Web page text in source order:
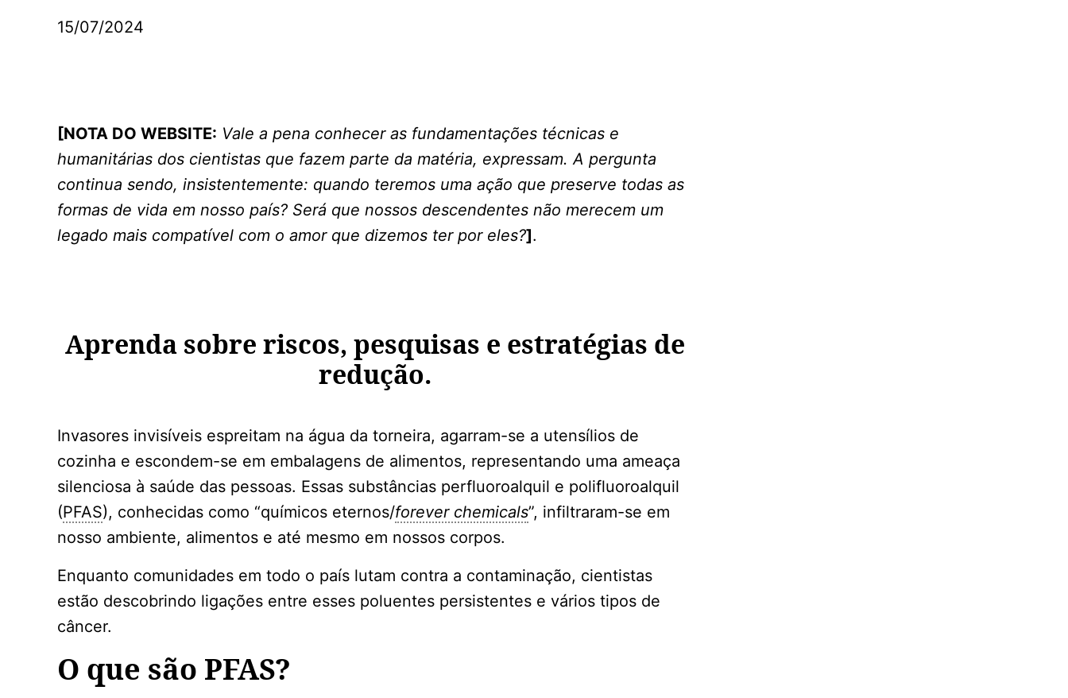
15/07/2024
[NOTA DO WEBSITE: Vale a pena conhecer as fundamentações técnicas e
humanitárias dos cientistas que fazem parte da matéria, expressam. A pergunta
continua sendo, insistentemente: quando teremos uma ação que preserve todas as
formas de vida em nosso país? Será que nossos descendentes não merecem um
legado mais compatível com o amor que dizemos ter por eles?].
Aprenda sobre riscos, pesquisas e estratégias de
redução.
Invasores invisíveis espreitam na água da torneira, agarram-se a utensílios de
cozinha e escondem-se em embalagens de alimentos, representando uma ameaça
silenciosa à saúde das pessoas. Essas substâncias perfluoroalquil e polifluoroalquil
(PFAS), conhecidas como “químicos eternos/forever chemicals”, infiltraram-se em
nosso ambiente, alimentos e até mesmo em nossos corpos.
Enquanto comunidades em todo o país lutam contra a contaminação, cientistas
estão descobrindo ligações entre esses poluentes persistentes e vários tipos de
câncer.
O que são PFAS?